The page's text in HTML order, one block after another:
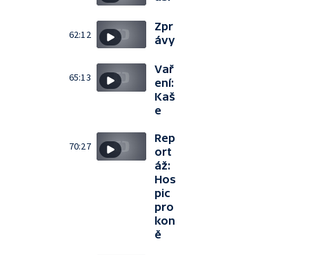
62:12
Zpr
ávy
65:13
Vař
ení:
Kaš
e
70:27
Rep
ort
áž:
Hos
pic
pro
kon
ě